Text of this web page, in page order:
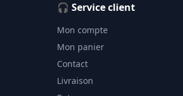
🎧 Service client
Mon compte
Mon panier
Contact
Livraison